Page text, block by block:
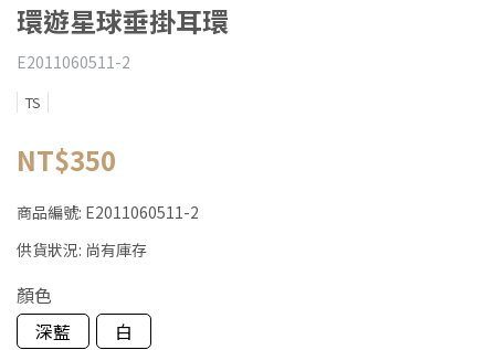
環遊星球垂掛耳環
E2011060511-2
TS
NT$350
商品編號: E2011060511-2
供貨狀況: 尚有庫存
顏色
深藍
白